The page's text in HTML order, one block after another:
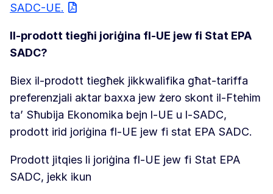
SADC-UE.
Il-prodott tiegħi joriġina fl-UE jew fi Stat EPA
SADC?
Biex il-prodott tiegħek jikkwalifika għat-tariffa
preferenzjali aktar baxxa jew żero skont il-Ftehim
ta’ Sħubija Ekonomika bejn l-UE u l-SADC,
prodott irid joriġina fl-UE jew fi stat EPA SADC.
Prodott jitqies li joriġina fl-UE jew fi Stat EPA
SADC, jekk ikun